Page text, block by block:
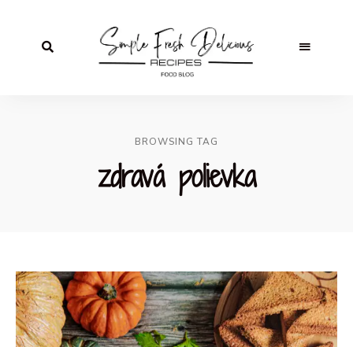
BROWSING TAG
zdravá polievka